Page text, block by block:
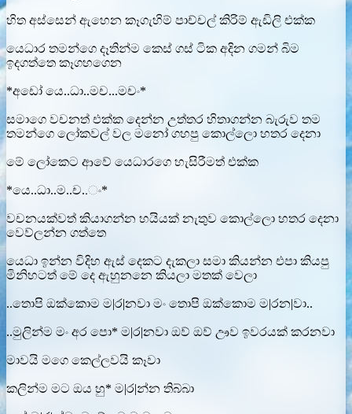
හිත අස්සෙන් ඇහෙන කෑගැහිම් පාච්චල් කිරිම් ඇඩිලි එක්ක
යෙධාර තමන්ගෙ දෑතින්ම කෙස් ගස් ටික අදින ගමන් බිම
ඉදගත්තෙ කෑගහගෙන
*අඩෝ යෙ..ධා..මච...මචං*
සමාගෙ වචනත් එක්ක දෙන්න උත්තර හිතාගන්න බැරුව තම
තමන්ගෙ ලෝකවල් වල මනෝ ගහපු කොල්ලො හතර දෙනා
මේ ලෝකෙට ආවේ යෙධාරගෙ හැසිරීමත් එක්ක
*යෙ..ධා..ම..ච..ං*
වචනයක්වත් කියාගන්න හයියක් නැතුව කොල්ලො හතර දෙනා
වෙව්ලන්න ගත්තෙ
යෙධා ඉන්න විදිහ ඇස් දෙකට දැකලා සමා කියන්න එපා කියපු
මිනිහටත් මේ දෙ ඇහුනනෙ කියලා මතක් වෙලා
..තොපි ඔක්කොම ම|ර|නවා මං තොපි ඔක්කොම ම|රන|වා..
..මුලින්ම මං අර පො* ම|ර|නවා ඔව් ඔව් ඌව ඉවරයක් කරනවා
මාවයි මගෙ කෙල්ලවයි කෑවා
කලින්ම මට ඔය හු* ම|ර|න්න තිබ්බා